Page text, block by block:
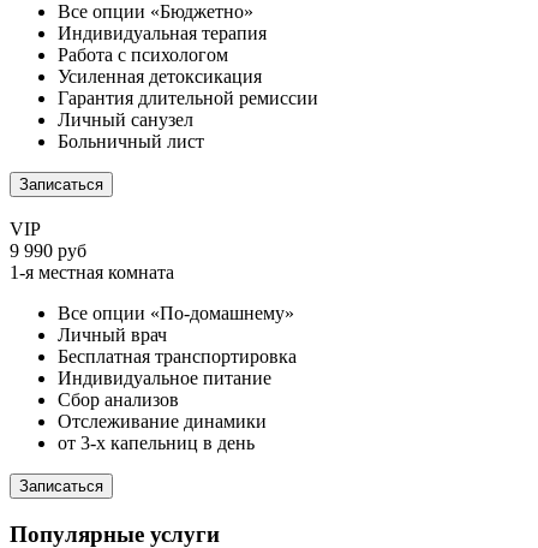
Все опции «Бюджетно»
Индивидуальная терапия
Работа с психологом
Усиленная детоксикация
Гарантия длительной ремиссии
Личный санузел
Больничный лист
Записаться
VIP
9 990 руб
1-я местная комната
Все опции «По-домашнему»
Личный врач
Бесплатная транспортировка
Индивидуальное питание
Сбор анализов
Отслеживание динамики
от 3-х капельниц в день
Записаться
Популярные услуги